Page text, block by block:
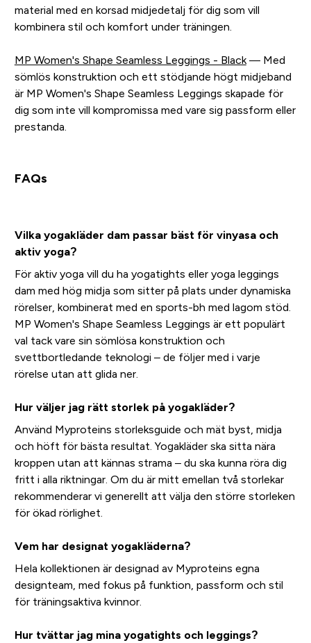
material med en korsad midjedetalj för dig som vill
kombinera stil och komfort under träningen.
MP Women's Shape Seamless Leggings - Black— Med
sömlös konstruktion och ett stödjande högt midjeband
är MP Women's Shape Seamless Leggings skapade för
dig som inte vill kompromissa med vare sig passform eller
prestanda.
FAQs
Vilka yogakläder dam passar bäst för vinyasa och
aktiv yoga?
För aktiv yoga vill du ha yogatights eller yoga leggings
dam med hög midja som sitter på plats under dynamiska
rörelser, kombinerat med en sports-bh med lagom stöd.
MP Women's Shape Seamless Leggings är ett populärt
val tack vare sin sömlösa konstruktion och
svettbortledande teknologi – de följer med i varje
rörelse utan att glida ner.
Hur väljer jag rätt storlek på yogakläder?
Använd Myproteins storleksguide och mät byst, midja
och höft för bästa resultat. Yogakläder ska sitta nära
kroppen utan att kännas strama – du ska kunna röra dig
fritt i alla riktningar. Om du är mitt emellan två storlekar
rekommenderar vi generellt att välja den större storleken
för ökad rörlighet.
Vem har designat yogakläderna?
Hela kollektionen är designad av Myproteins egna
designteam, med fokus på funktion, passform och stil
för träningsaktiva kvinnor.
Hur tvättar jag mina yogatights och leggings?